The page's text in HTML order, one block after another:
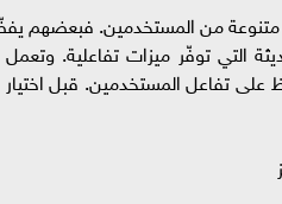
من المستخدمين. فبعضهم
التي توفّر ميزات تفاعلية. وتعمل
تفاعل المستخدمين. قبل